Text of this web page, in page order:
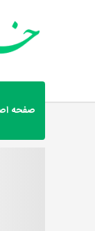
صفحه